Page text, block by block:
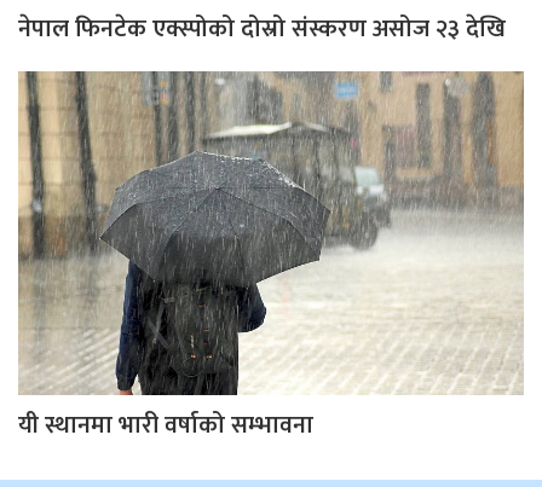
नेपाल फिनटेक एक्स्पोको दोस्रो संस्करण असोज २३ देखि
यी स्थानमा भारी वर्षाको सम्भावना